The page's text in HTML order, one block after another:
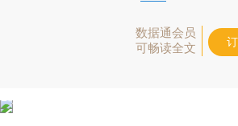
数据通会员
可畅读全文